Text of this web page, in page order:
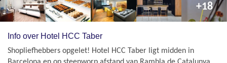
+18
Info over Hotel HCC Taber
Shopliefhebbers opgelet! Hotel HCC Taber ligt midden in